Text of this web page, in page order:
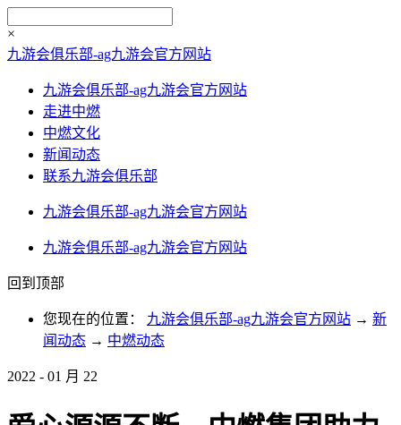
×
九游会俱乐部-ag九游会官方网站
九游会俱乐部-ag九游会官方网站
走进中燃
中燃文化
新闻动态
联系九游会俱乐部
九游会俱乐部-ag九游会官方网站
九游会俱乐部-ag九游会官方网站
回到顶部
您现在的位置： 九游会俱乐部-ag九游会官方网站 → 新
闻动态 → 中燃动态
2022 - 01 月 22